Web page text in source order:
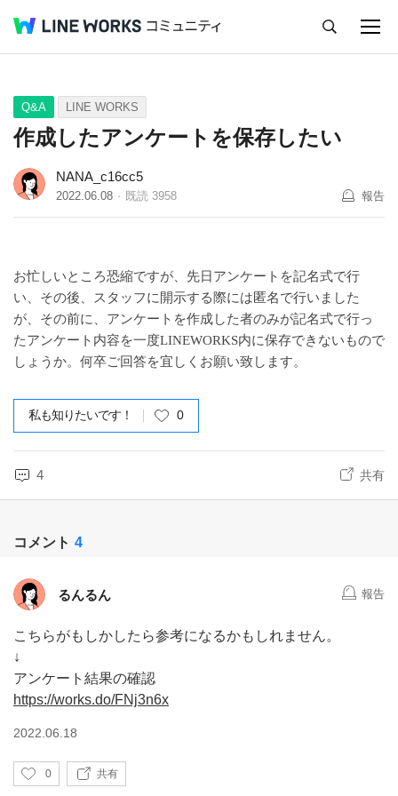
Q&A Tips Ideas
Q&A LINE WORKS
作成したアンケートを保存したい
NANA_c16cc5
2022.06.08 既読 3958 報告
お忙しいところ恐縮ですが、先日アンケートを記名式で行
い、その後、スタッフに開示する際には匿名で行いました
が、その前に、アンケートを作成した者のみが記名式で行っ
たアンケート内容を一度LINEWORKS内に保存できないもので
しょうか。何卒ご回答を宜しくお願い致します。
私も知りたいです！ 0
4 共有
コメント 4
るんるん 報告
こちらがもしかしたら参考になるかもしれません。
↓
アンケート結果の確認
https://works.do/FNj3n6x
2022.06.18
い
0 共有